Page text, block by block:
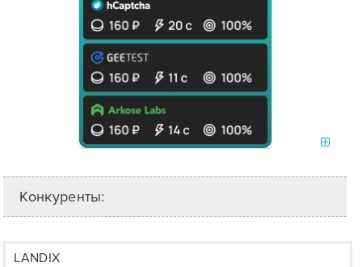
Конкуренты:
LANDIX